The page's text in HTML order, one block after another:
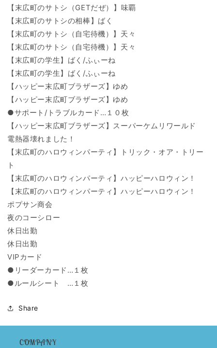
【末広町のサトシ（GETだぜ）】味覇
【末広町のサトシの相棒】ばく
【末広町のサトシ（自宅待機）】天々
【末広町のサトシ（自宅待機）】天々
【末広町の学生】ばく/ふぃーね
【末広町の学生】ばく/ふぃーね
【ハッピー末広町ブラザーズ】ゆめ
【ハッピー末広町ブラザーズ】ゆめ
●サポート/トラブルカード…１０枚
【ハッピー末広町ブラザーズ】スーパーケムリワールド
電熱器壊れました！
【末広町のハロウィンパーティ】トリック・オア・トリー
ト
【末広町のハロウィンパーティ】ハッピーハロウィン！
【末広町のハロウィンパーティ】ハッピーハロウィン！
ポプサン商会
夜のコーシロー
休日出勤
休日出勤
VIPカード
●リーダーカード…１枚
●ルールシート …１枚
Share
COMPANY